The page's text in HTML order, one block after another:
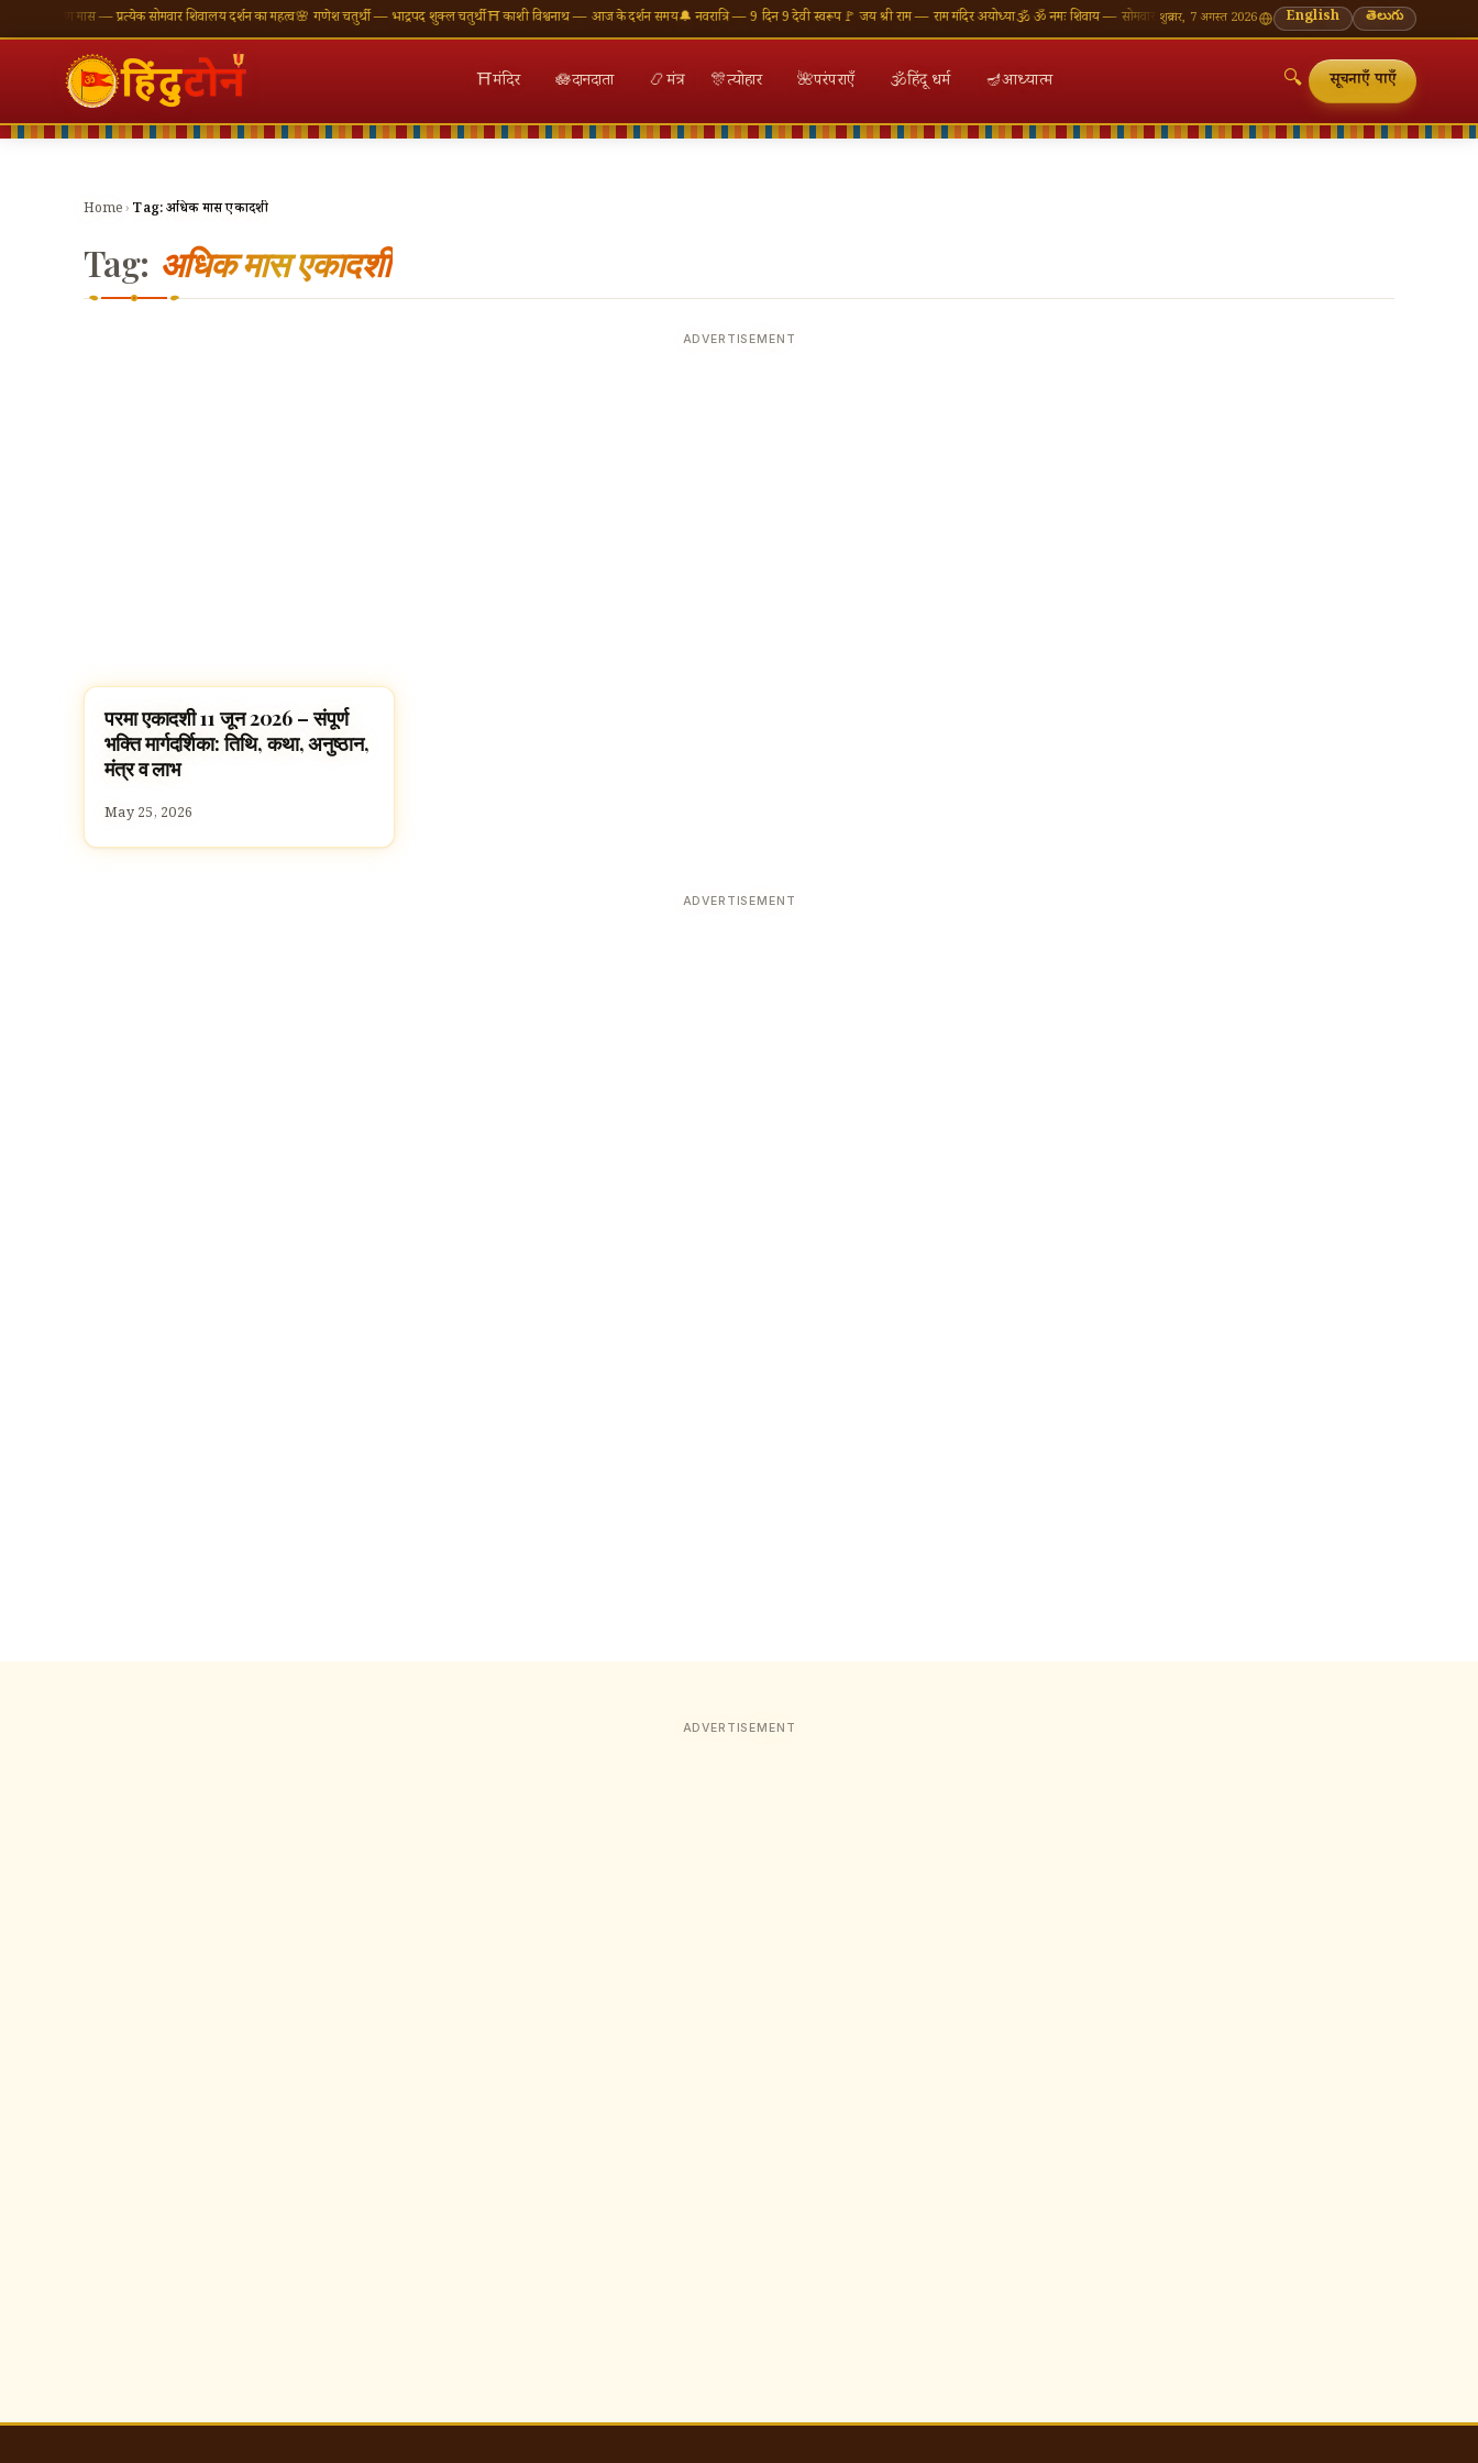
🪔 श्रावण मास — प्रत्येक सोमवार शिवालय दर्शन का महत्व🌸 गणेश चतुर्थी — भाद्रपद शुक्ल चतुर्थी⛩ काशी विश्वनाथ — आज के दर्शन समय🔔 नवरात्रि — 9 दिन 9 देवी स्वरूप🚩 जय श्री राम — राम मंदिर अयोध्या🕉 ॐ नमः शिवाय — सोमवार व्रत की शुभकामनाएँ🪔 श्रावण मास — प्रत्येक सोमवार शिवालय दर्शन का
शुक्रवार, 7 अगस्त 2026 English తెలుగు
⛩मंदिर 🪷दानदाता 📿मंत्र 🎊त्योहार 🌺परंपराएँ 🕉हिंदू धर्म 🪔आध्यात्म 🔍 सूचनाएँ पाएँ
Home › Tag:अधिक मास एकादशी
Tag: अधिक मास एकादशी
ADVERTISEMENT
FESTIVALS
परमा एकादशी 11 जून 2026 – संपूर्ण
भक्ति मार्गदर्शिका: तिथि, कथा, अनुष्ठान,
मंत्र व लाभ
May 25, 2026
ADVERTISEMENT
ADVERTISEMENT